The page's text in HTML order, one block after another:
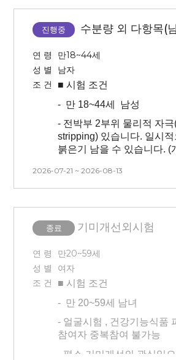
*방문 당일선크림,메이크
있는 아이섀도우)사용 금지
방문
바랍니다.
나시
지참
* 본인 부주의(시험부위 상
시험 탈락의 경우 교통비 지
어렵습니다.
* 3개월 내 시술 경험이 없
관련 시술 및 피부 관리 모
* 타 시험과 중복 참여 불가
불가능합니다. 방문일 확인
금요일에 입금됩니다.
B&A 대상자 모집 조건
(V1, V4, V5
1) 피어싱이 없으신 분
2) 가발 착용 시 제거 후 진
(안면부 시험/건강기능식품
- 본 시험은 시간, 날짜 변경
불가능합니다. 방문일 확인
주시기 바랍니다.
진행중 수분량 외 다항목(
연 령
만18~44세
성 별
남자
조 건
■ 시험 조건
- 만 18~44세 남성
- 전박부 2부위 물리적 자극
stripping) 있습니다. 일시적
붉은기 남을 수 있습니다. (
피부 관리 모두 없는 분)
- 타 시험(안면부, 전박부,
불가능합니다.
- 본인 부주의(눈썹 문신, 속
눈썹 염색 등)로 인한 시험
교통비 지급이 어렵습니다.
- 본 시험은 시간, 날짜 변
불가능합니다. 방문일 확인
주시기 바랍니다
2026-07-21 ~ 2026-08-13
종료 기미개선외시험
연 령
만20~59세
성 별
여자
조 건
■ 시험 조건
- 만 20~59세 남녀
- 얼굴시험 , 건강기능식품
참여자 중복참여 불가능
평소 기미개선의 관심있